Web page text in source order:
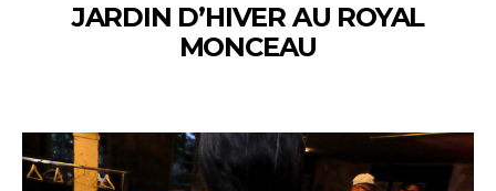
JARDIN D’HIVER AU ROYAL
MONCEAU